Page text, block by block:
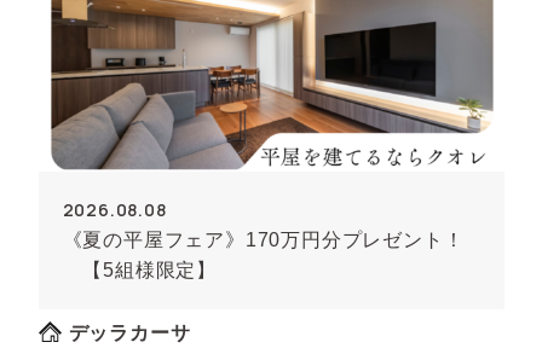
2026.08.08
《夏の平屋フェア》170万円分プレゼント！
【5組様限定】
デッラカーサ